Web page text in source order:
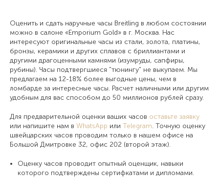
Оценить и сдать наручные часы Breitling в любом состоянии
можно в салоне «Emporium Gold» в г. Москва. Нас
интересуют оригинальные часы из стали, золота, платины,
бронзы, керамики и других сплавов с бриллиантами и
другими драгоценными камнями (изумруды, сапфиры,
рубины). Часы подтвергшиеся "тюнингу" не выкупаем. Мы
предлагаем на 12-18% более выгодные цены, чем в
ломбарде за интересные часы. Расчет наличными или другим
удобным для вас способом до 50 миллионов рублей сразу.
Для предварительной оценки ваших часов оставьте заявку
или напишите нам в WhatsApp или Telegram. Точную оценку
швейцарских часов проводим только в нашем офисе на
Большой Дмитровке 32, офис 202 (второй этаж).
Оценку часов проводит опытный оценщик, навыки
которого подтверждены сертифкатами и дипломами.